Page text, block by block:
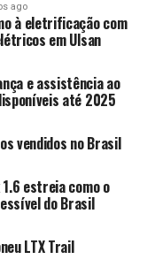
ago
à eletrificação com
em Ulsan
e assistência ao
até 2025
vendidos no Brasil
1.6 estreia como o
do Brasil
LTX Trail